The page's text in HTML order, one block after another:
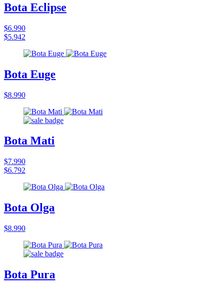
Bota Eclipse
$6.990
$5.942
Bota Euge
$8.990
Bota Mati
$7.990
$6.792
Bota Olga
$8.990
Bota Pura